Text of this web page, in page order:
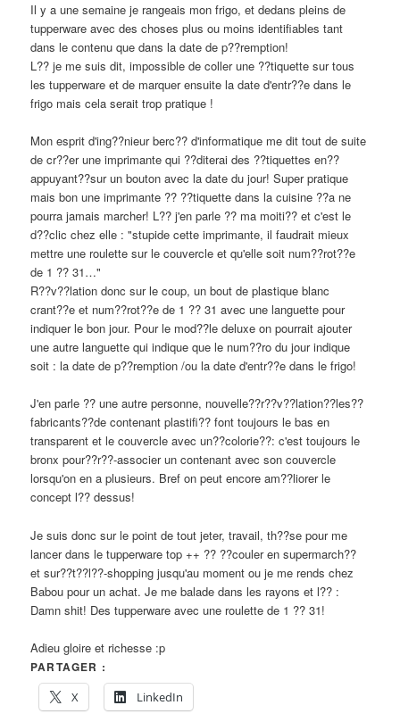
Il y a une semaine je rangeais mon frigo, et dedans pleins de
tupperware avec des choses plus ou moins identifiables tant
dans le contenu que dans la date de p??remption!
L?? je me suis dit, impossible de coller une ??tiquette sur tous
les tupperware et de marquer ensuite la date d'entr??e dans le
frigo mais cela serait trop pratique !
Mon esprit d'ing??nieur berc?? d'informatique me dit tout de suite
de cr??er une imprimante qui ??diterai des ??tiquettes en??
appuyant??sur un bouton avec la date du jour! Super pratique
mais bon une imprimante ?? ??tiquette dans la cuisine ??a ne
pourra jamais marcher! L?? j'en parle ?? ma moiti?? et c'est le
d??clic chez elle : "stupide cette imprimante, il faudrait mieux
mettre une roulette sur le couvercle et qu'elle soit num??rot??e
de 1 ?? 31…"
R??v??lation donc sur le coup, un bout de plastique blanc
crant??e et num??rot??e de 1 ?? 31 avec une languette pour
indiquer le bon jour. Pour le mod??le deluxe on pourrait ajouter
une autre languette qui indique que le num??ro du jour indique
soit : la date de p??remption /ou la date d'entr??e dans le frigo!
J'en parle ?? une autre personne, nouvelle??r??v??lation??les??
fabricants??de contenant plastifi?? font toujours le bas en
transparent et le couvercle avec un??colorie??: c'est toujours le
bronx pour??r??-associer un contenant avec son couvercle
lorsqu'on en a plusieurs. Bref on peut encore am??liorer le
concept l?? dessus!
Je suis donc sur le point de tout jeter, travail, th??se pour me
lancer dans le tupperware top ++ ?? ??couler en supermarch??
et sur??t??l??-shopping jusqu'au moment ou je me rends chez
Babou pour un achat. Je me balade dans les rayons et l?? :
Damn shit! Des tupperware avec une roulette de 1 ?? 31!
Adieu gloire et richesse :p
PARTAGER :
X
LinkedIn